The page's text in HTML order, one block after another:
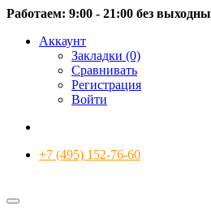
Работаем: 9:00 - 21:00 без
Аккаунт
Закладки (0)
Сравнивать
Регистрация
Войти
+7 (495) 152-76-60